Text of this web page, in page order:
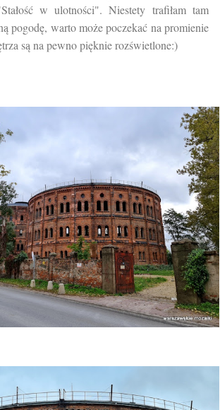
w ulotności". Niestety trafiłam tam
pogodę, warto może poczekać na promienie
są na pewno pięknie rozświetlone:)